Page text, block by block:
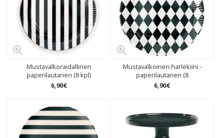
Mustavalkoraidallinen
paperilautanen (8 kpl)
6,90€
Mustavalkoinen harlekiini -
paperilautanen (8
6,90€